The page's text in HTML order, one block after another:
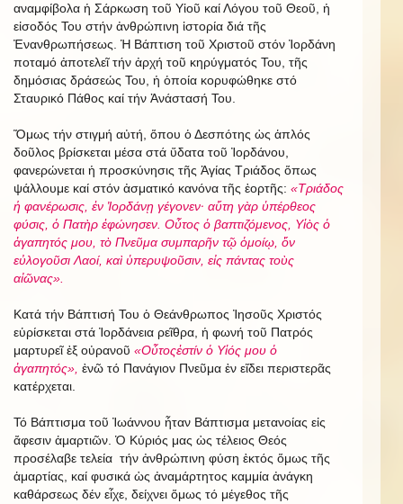
αναμφίβολα ἡ Σάρκωση τοῦ Υἱοῦ καί Λόγου τοῦ Θεοῦ, ἡ
εἰσοδός Του στήν ἀνθρώπινη ἱστορία διά τῆς
Ἐνανθρωπήσεως. Ἡ Βάπτιση τοῦ Χριστοῦ στόν Ἰορδάνη
ποταμό ἀποτελεῖ τήν ἀρχή τοῦ κηρύγματός Του, τῆς
δημόσιας δράσεώς Του, ἡ ὁποία κορυφώθηκε στό
Σταυρικό Πάθος καί τήν Ἀνάστασή Του.
Ὅμως τήν στιγμή αὐτή, ὅπου ὁ Δεσπότης ὡς ἁπλός
δοῦλος βρίσκεται μέσα στά ὕδατα τοῦ Ἰορδάνου,
φανερώνεται ἡ προσκύνησις τῆς Ἁγίας Τριάδος ὅπως
ψάλλουμε καί στόν ἀσματικό κανόνα τῆς ἑορτῆς: «Τριάδος
ἡ φανέρωσις, ἐν Ἰορδάνῃ γέγονεν· αὔτη γὰρ ὑπέρθεος
φύσις, ὁ Πατὴρ ἐφώνησεν. Οὗτος ὁ βαπτιζόμενος, Υἱὸς ὁ
ἀγαπητός μου, τὸ Πνεῦμα συμπαρῆν τῷ ὁμοίῳ, ὅν
εὐλογοῦσι Λαοί, καὶ ὑπερυψοῦσιν, εἰς πάντας τοὺς
αἰῶνας».
Κατά τήν Βάπτισή Του ὁ Θεάνθρωπος Ἰησοῦς Χριστός
εὑρίσκεται στά Ἰορδάνεια ρεῖθρα, ἡ φωνή τοῦ Πατρός
μαρτυρεῖ ἐξ οὐρανοῦ «Οὖτοςἐστίν ὁ Υἱός μου ὁ
ἀγαπητός», ἐνῶ τό Πανάγιον Πνεῦμα ἐν εἴδει περιστερᾶς
κατέρχεται.
Τό Βάπτισμα τοῦ Ἰωάννου ἦταν Βάπτισμα μετανοίας εἰς
ἄφεσιν ἁμαρτιῶν. Ὁ Κύριός μας ὡς τέλειος Θεός
προσέλαβε τελεία τήν ἀνθρώπινη φύση ἐκτός ὅμως τῆς
ἁμαρτίας, καί φυσικά ὡς ἀναμάρτητος καμμία ἀνάγκη
καθάρσεως δέν εἶχε, δείχνει ὅμως τό μέγεθος τῆς